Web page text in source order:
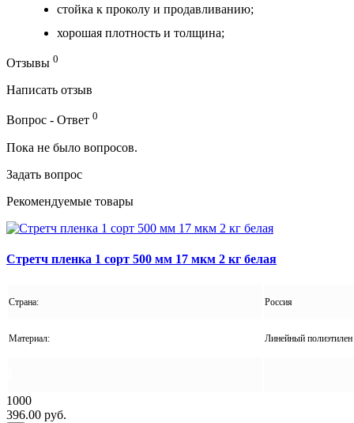
стойка к проколу и продавливанию;
хорошая плотность и толщина;
Отзывы 0
Написать отзыв
Вопрос - Ответ 0
Пока не было вопросов.
Задать вопрос
Рекомендуемые товары
Стретч пленка 1 сорт 500 мм 17 мкм 2 кг белая
Страна: Россия
Материал: Линейный полиэтилен
1000
396.00 руб.